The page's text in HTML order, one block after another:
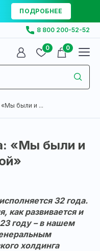
ПОДРОБНЕЕ
8 800 200-52-52
0 0
были и ...
«Мы были и
32 года.
как развивается и
году – в нашем
холдинга